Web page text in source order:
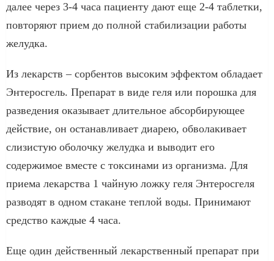
далее через 3-4 часа пациенту дают еще 2-4 таблетки,
повторяют прием до полной стабилизации работы
желудка.
Из лекарств – сорбентов высоким эффектом обладает
Энтеросгель. Препарат в виде геля или порошка для
разведения оказывает длительное абсорбирующее
действие, он останавливает диарею, обволакивает
слизистую оболочку желудка и выводит его
содержимое вместе с токсинами из организма. Для
приема лекарства 1 чайную ложку геля Энтеросгеля
разводят в одном стакане теплой воды. Принимают
средство каждые 4 часа.
Еще один действенный лекарственный препарат при